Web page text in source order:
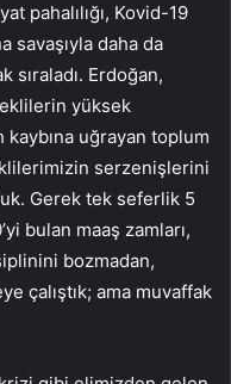
pahalılığı, Kovid-19
savaşıyla daha da
sıraladı. Erdoğan,
yüksek
uğrayan toplum
serzenişlerini
Gerek tek seferlik 5
bulan maaş zamları,
bozmadan,
çalıştık; ama muvaffak